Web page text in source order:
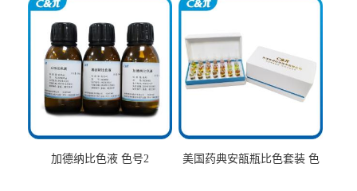
加德纳比色液 色号2
美国药典安瓿瓶比色套装 色